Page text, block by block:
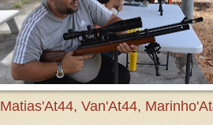
Matias'At44, Van'At44,